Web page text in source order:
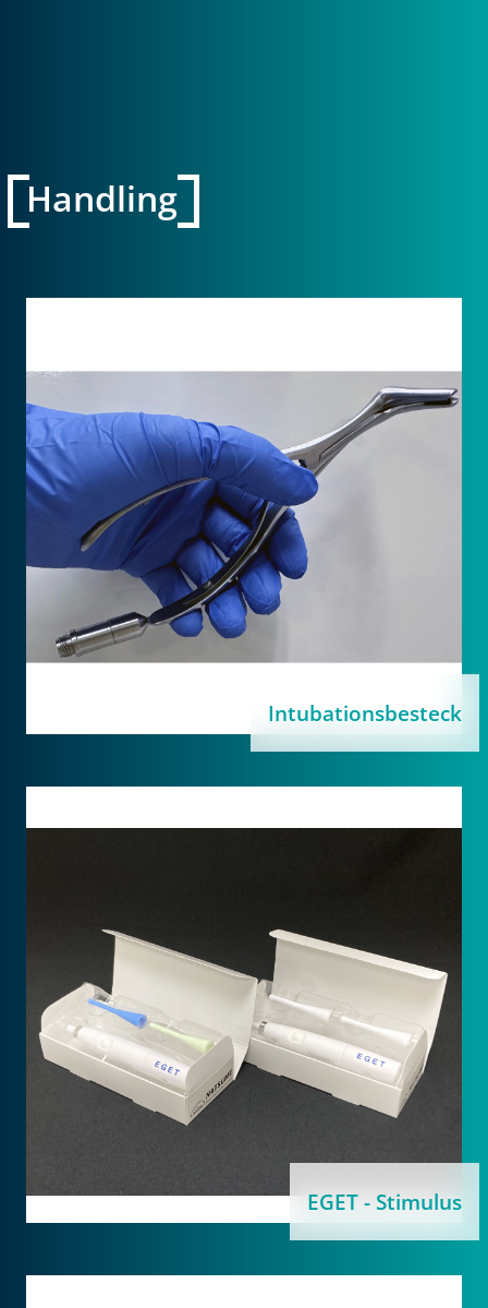
Handling
Intubationsbesteck
EGET - Stimulus